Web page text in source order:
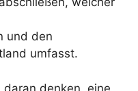
und den
umfasst.
daran denken, eine